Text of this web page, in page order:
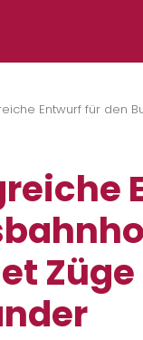
Entwurf für den
Züge